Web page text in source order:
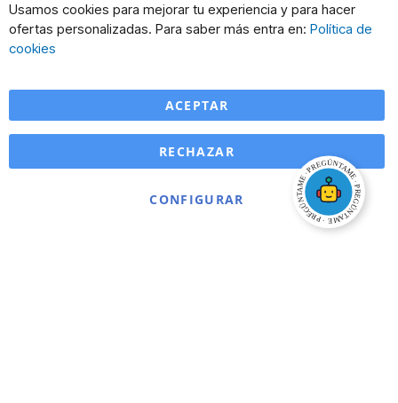
Usamos cookies para mejorar tu experiencia y para hacer
ofertas personalizadas. Para saber más entra en: Política de
cookies
ACEPTAR
CONFIGURAR
RECHAZAR